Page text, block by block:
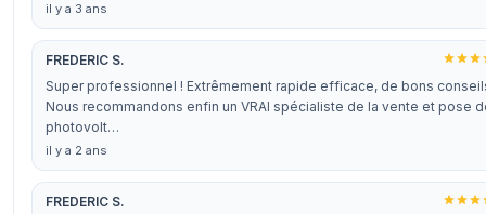
il y a 3 ans
FREDERIC S.
Super professionnel ! Extrêmement rapide efficace, de bons
Nous recommandons enfin un VRAI spécialiste de la vente et pose
photovolt…
il y a 2 ans
FREDERIC S.